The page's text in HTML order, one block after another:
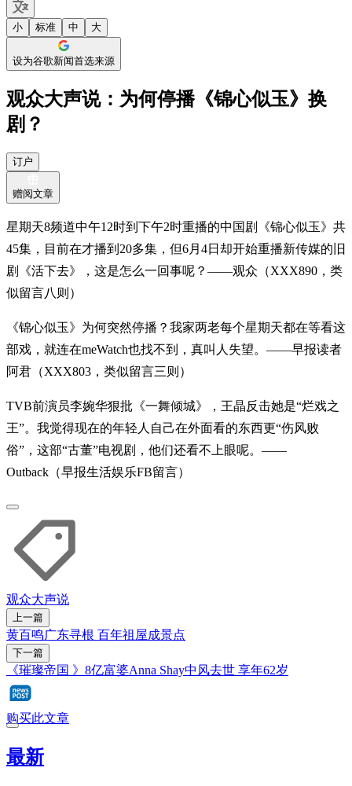
小 标准 中 大
设为谷歌新闻首选来源
观众大声说：为何停播《锦心似玉》换
剧？
订户
赠阅文章
星期天8频道中午12时到下午2时重播的中国剧《锦心似玉》共
45集，目前在才播到20多集，但6月4日却开始重播新传媒的旧
剧《活下去》，这是怎么一回事呢？——观众（XXX890，类
似留言八则）
《锦心似玉》为何突然停播？我家两老每个星期天都在等看这
部戏，就连在meWatch也找不到，真叫人失望。——早报读者
阿君（XXX803，类似留言三则）
TVB前演员李婉华狠批《一舞倾城》，王晶反击她是“烂戏之
王”。我觉得现在的年轻人自己在外面看的东西更“伤风败
俗”，这部“古董”电视剧，他们还看不上眼呢。——
Outback（早报生活娱乐FB留言）
观众大声说
上一篇
黄百鸣广东寻根 百年祖屋成景点
下一篇
《璀璨帝国 》8亿富婆Anna Shay中风去世 享年62岁
购买此文章
最新